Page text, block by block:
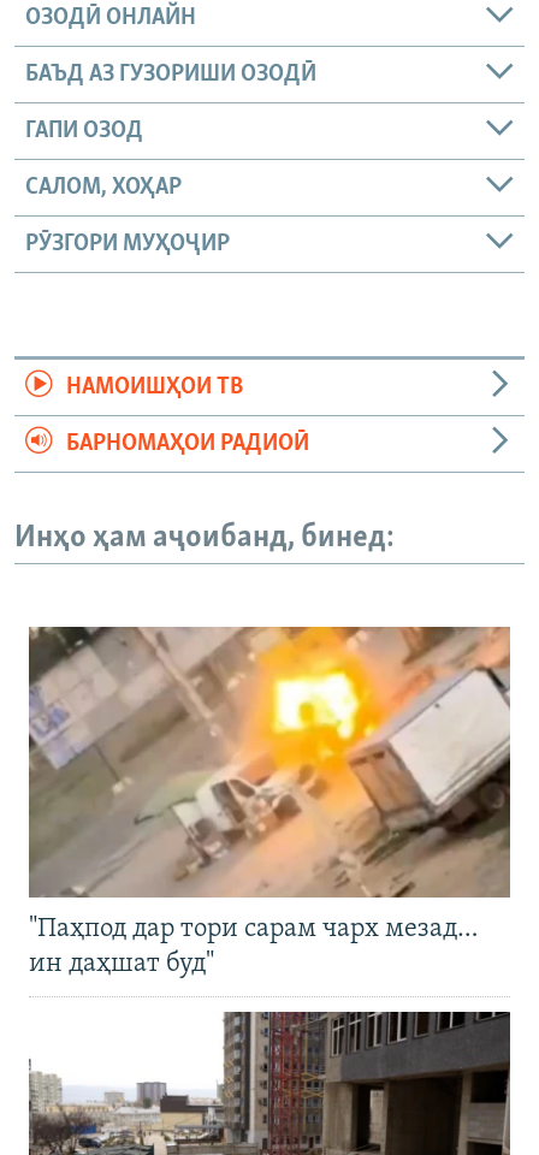
ОЗОДӢ ОНЛАЙН
БАЪД АЗ ГУЗОРИШИ ОЗОДӢ
ГАПИ ОЗОД
САЛОМ, ХОҲАР
РӮЗГОРИ МУҲОҶИР
НАМОИШҲОИ ТВ
БАРНОМАҲОИ РАДИОӢ
Инҳо ҳам аҷоибанд, бинед:
"Паҳпод дар тори сарам чарх мезад…
ин даҳшат буд"